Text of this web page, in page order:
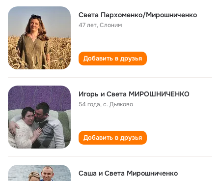
Света Пархоменко/Мирошниченко
47 лет,Слоним
Добавить в друзья
Игорь и Света МИРОШНИЧЕНКО
54 года,с. Дьяково
Добавить в друзья
Саша и Света Мирошниченко